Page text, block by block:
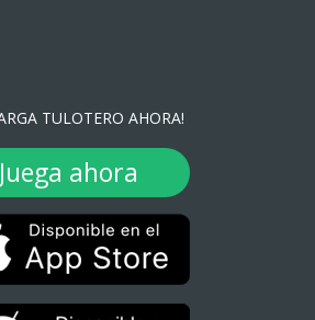
TULOTERO AHORA!
Juega ahora